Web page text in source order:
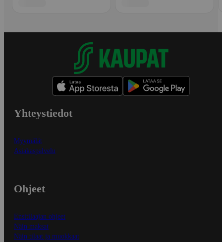
Yhteystiedot
Myymälät
Asiakaspalvelu
Ohjeet
Ensitilaajan ohjeet
Näin maksat
Näin tilaat ja muokkaat